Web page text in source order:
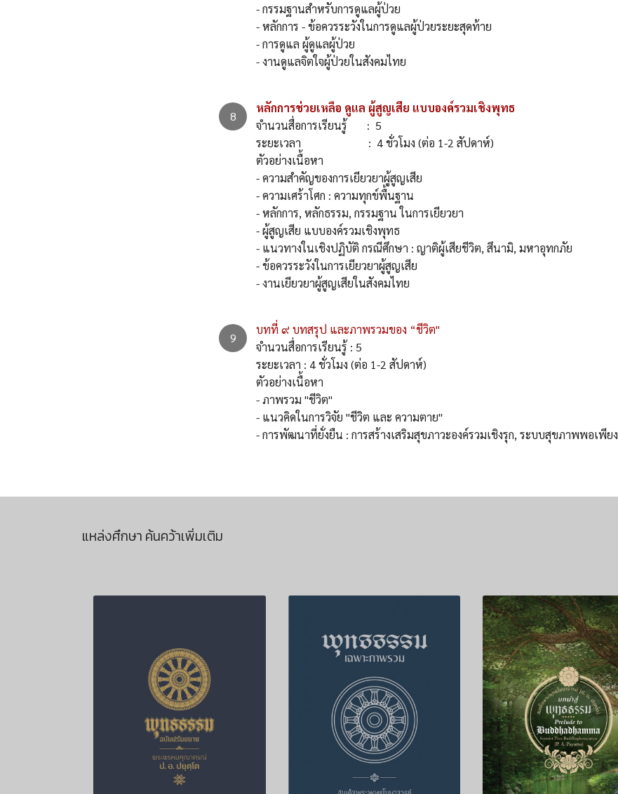
- กรรมฐานสำหรับการดูแลผู้ป่วย
- หลักการ - ข้อควรระวังในการดูแลผู้ป่วยระยะสุดท้าย
- การดูแล ผู้ดูแลผู้ป่วย
- งานดูแลจิตใจผู้ป่วยในสังคมไทย
หลักการช่วยเหลือ ดูแล ผู้สูญเสีย แบบองค์รวมเชิงพุทธ
จำนวนสื่อการเรียนรู้ : 5
ระยะเวลา : 4 ชั่วโมง (ต่อ 1-2 สัปดาห์)
ตัวอย่างเนื้อหา
- ความสำคัญของการเยียวยาผู้สูญเสีย
- ความเศร้าโศก : ความทุกข์พื้นฐาน
- หลักการ, หลักธรรม, กรรมฐาน ในการเยียวยา
- ผู้สูญเสีย แบบองค์รวมเชิงพุทธ
- แนวทางในเชิงปฏิบัติ กรณีศึกษา : ญาติผู้เสียชีวิต, สึนามิ, มหาอุทกภัย
- ข้อควรระวังในการเยียวยาผู้สูญเสีย
- งานเยียวยาผู้สูญเสียในสังคมไทย
บทที่ ๙ บทสรุป และภาพรวมของ “ชีวิต"
จำนวนสื่อการเรียนรู้ : 5
ระยะเวลา : 4 ชั่วโมง (ต่อ 1-2 สัปดาห์)
ตัวอย่างเนื้อหา
- ภาพรวม "ชีวิต"
- แนวคิดในการวิจัย "ชีวิต และ ความตาย"
- การพัฒนาที่ยั่งยืน : การสร้างเสริมสุขภาวะองค์รวมเชิงรุก, ระบบสุขภาพพอเพียง
แหล่งศึกษา ค้นคว้าเพิ่มเติม